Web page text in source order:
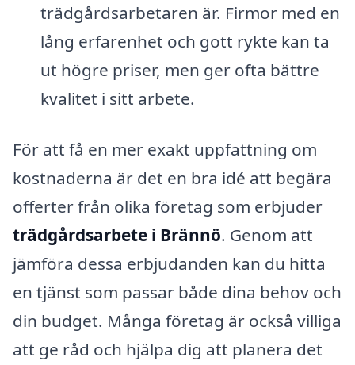
trädgårdsarbetaren är. Firmor med en
lång erfarenhet och gott rykte kan ta
ut högre priser, men ger ofta bättre
kvalitet i sitt arbete.
För att få en mer exakt uppfattning om
kostnaderna är det en bra idé att begära
offerter från olika företag som erbjuder
trädgårdsarbete i Brännö. Genom att
jämföra dessa erbjudanden kan du hitta
en tjänst som passar både dina behov och
din budget. Många företag är också villiga
att ge råd och hjälpa dig att planera det